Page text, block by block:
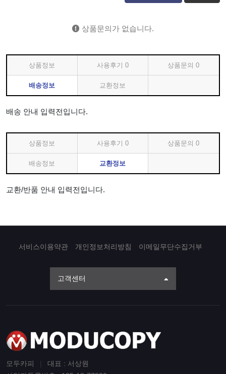
상품문의가 없습니다.
상품정보 사용후기 0 상품문의0
배송정보 교환정보
배송 안내 입력전입니다.
상품정보 사용후기 0 상품문의0
배송정보 교환정보
교환/반품 안내 입력전입니다.
서비스이용약관 개인정보처리방침 이메일무단수집거부
고객센터
모두카피
대표 : 서상원